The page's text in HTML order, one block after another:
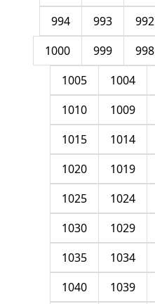
992
993
994
998
999
1000
1004
1005
1009
1010
1014
1015
1019
1020
1024
1025
1029
1030
1034
1035
1039
1040